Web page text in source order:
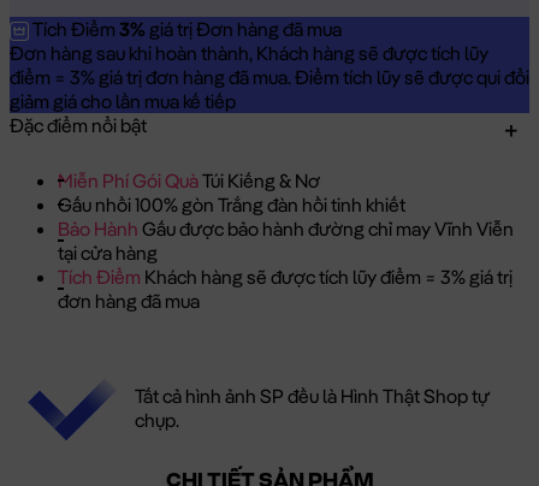
Tích Điểm 3% giá trị Đơn hàng đã mua
Đơn hàng sau khi hoàn thành, Khách hàng sẽ được tích lũy
điểm = 3% giá trị đơn hàng đã mua. Điểm tích lũy sẽ được qui đổi
giảm giá cho lần mua kế tiếp
Đặc điểm nổi bật
Miễn Phí Gói QuàTúi Kiếng & Nơ
Gấu nhồi 100% gòn Trắng đàn hồi tinh khiết
Bảo Hành Gấu được bảo hành đường chỉ may Vĩnh Viễn
tại cửa hàng
Tích Điểm Khách hàng sẽ được tích lũy điểm = 3% giá trị
đơn hàng đã mua
Tất cả hình ảnh SP đều là Hình Thật Shop tự
chụp.
CHI TIẾT SẢN PHẨM